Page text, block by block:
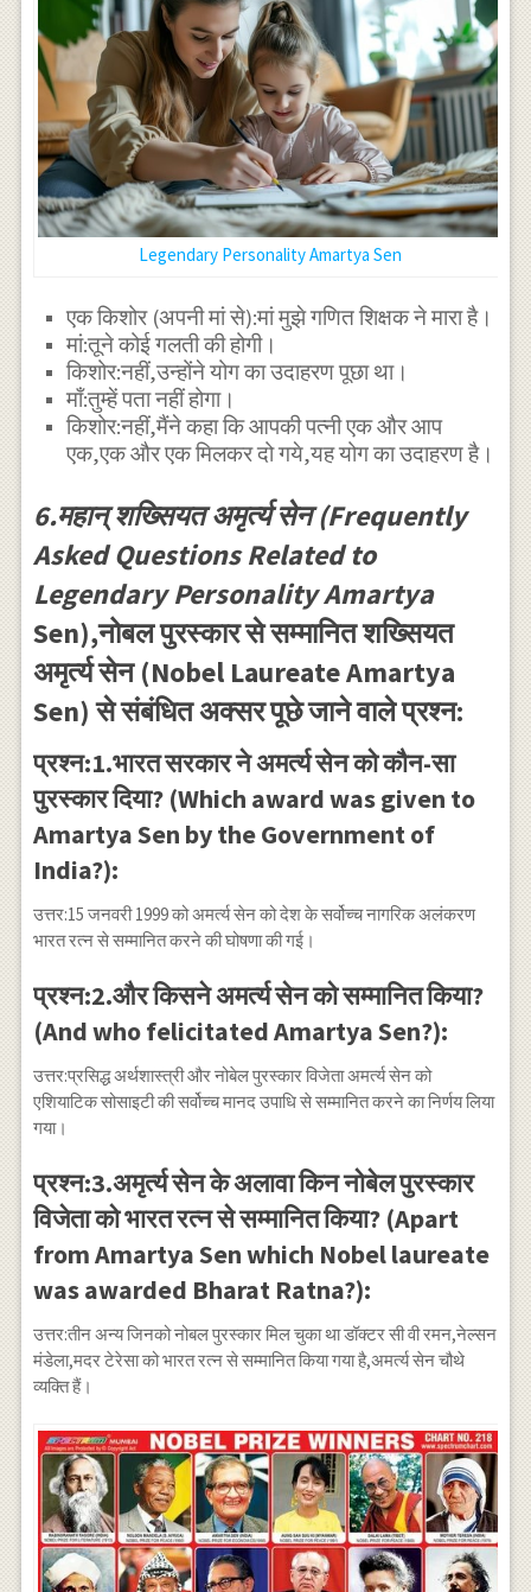
Legendary Personality Amartya Sen
एक किशोर (अपनी मां से):मां मुझे गणित शिक्षक ने मारा है।
मां:तूने कोई गलती की होगी।
किशोर:नहीं,उन्होंने योग का उदाहरण पूछा था।
माँ:तुम्हें पता नहीं होगा।
किशोर:नहीं,मैंने कहा कि आपकी पत्नी एक और आप
एक,एक और एक मिलकर दो गये,यह योग का उदाहरण है।
6.महान् शख्सियत अमृर्त्य सेन (Frequently
Asked Questions Related to
Legendary Personality Amartya
Sen),नोबल पुरस्कार से सम्मानित शख्सियत
अमृर्त्य सेन (Nobel Laureate Amartya
Sen) से संबंधित अक्सर पूछे जाने वाले प्रश्न:
प्रश्न:1.भारत सरकार ने अमर्त्य सेन को कौन-सा
पुरस्कार दिया? (Which award was given to
Amartya Sen by the Government of
India?):
उत्तर:15 जनवरी 1999 को अमर्त्य सेन को देश के सर्वोच्च नागरिक अलंकरण
भारत रत्न से सम्मानित करने की घोषणा की गई।
प्रश्न:2.और किसने अमर्त्य सेन को सम्मानित किया?
(And who felicitated Amartya Sen?):
उत्तर:प्रसिद्ध अर्थशास्त्री और नोबेल पुरस्कार विजेता अमर्त्य सेन को
एशियाटिक सोसाइटी की सर्वोच्च मानद उपाधि से सम्मानित करने का निर्णय लिया
गया।
प्रश्न:3.अमृर्त्य सेन के अलावा किन नोबेल पुरस्कार
विजेता को भारत रत्न से सम्मानित किया? (Apart
from Amartya Sen which Nobel laureate
was awarded Bharat Ratna?):
उत्तर:तीन अन्य जिनको नोबल पुरस्कार मिल चुका था डॉक्टर सी वी रमन,नेल्सन
मंडेला,मदर टेरेसा को भारत रत्न से सम्मानित किया गया है,अमर्त्य सेन चौथे
व्यक्ति हैं।